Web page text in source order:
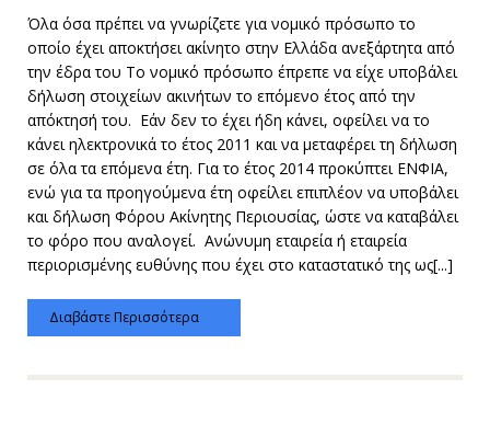
Όλα όσα πρέπει να γνωρίζετε για νομικό πρόσωπο το
οποίο έχει αποκτήσει ακίνητο στην Ελλάδα ανεξάρτητα από
την έδρα του Το νομικό πρόσωπο έπρεπε να είχε υποβάλει
δήλωση στοιχείων ακινήτων το επόμενο έτος από την
απόκτησή του. Εάν δεν το έχει ήδη κάνει, οφείλει να το
κάνει ηλεκτρονικά το έτος 2011 και να μεταφέρει τη δήλωση
σε όλα τα επόμενα έτη. Για το έτος 2014 προκύπτει ΕΝΦΙΑ,
ενώ για τα προηγούμενα έτη οφείλει επιπλέον να υποβάλει
και δήλωση Φόρου Ακίνητης Περιουσίας, ώστε να καταβάλει
το φόρο που αναλογεί. Ανώνυμη εταιρεία ή εταιρεία
περιορισμένης ευθύνης που έχει στο καταστατικό της ως[...]
Διαβάστε Περισσότερα